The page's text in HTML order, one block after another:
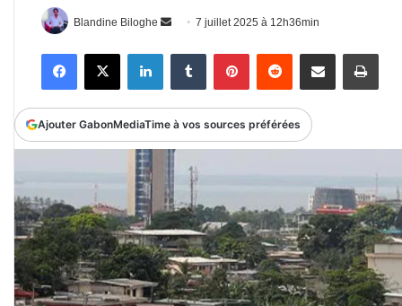
Blandine Biloghe
Envoyer
courriel
7 juillet 2025 à 12h36min
FacebookX LinkedinTumblr PinterestReddit Partager par email
Ajouter GabonMediaTime à vos sources préférées